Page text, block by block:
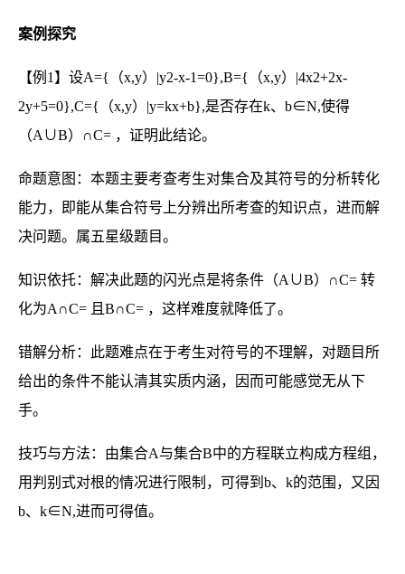
案例探究
【例1】 设A={ （x,y） |y2-x-1=0},B={ （x,y） |4x2+2x-
2y+5=0},C={ （x,y） |y=kx+b},是否存在k、 b∈N,使得
（A ∪B）∩C= ，证明此结论。
命题意图：本题主要考查考生对集合及其符号的分析转化
能力，即能从集合符号上分辨出所考查的知识点，进而解
决问题。属五星级题目。
知识依托：解决此题的闪光点是将条件（A ∪B）∩C= 转
化为A ∩C= 且 B∩C= ，这样难度就降低了。
错解分析：此题难点在于考生对符号的不理解，对题目所
给出的条件不能认清其实质内涵，因而可能感觉无从下
手。
技巧与方法：由集合A与集合B中的方程联立构成方程组，
用判别式对根的情况进行限制，可得到 b、 k的范围，又因
b、 k∈N,进而可得值。